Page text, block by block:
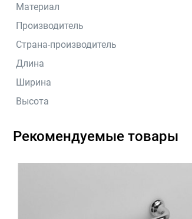
Материал
Производитель
Страна-производитель
Длина
Ширина
Высота
Рекомендуемые товары